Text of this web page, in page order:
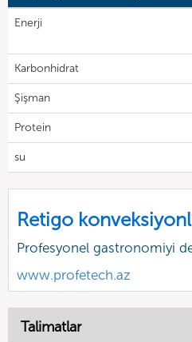
Enerji
Karbonhidrat
Şişman
Protein
su
Retigo
Profesyonel gastronomiyi
www.profetech.az
Talimatlar